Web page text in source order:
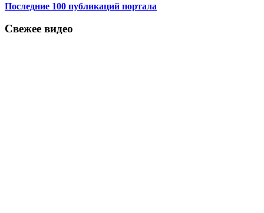
Последние 100 публикаций портала
Свежее видео